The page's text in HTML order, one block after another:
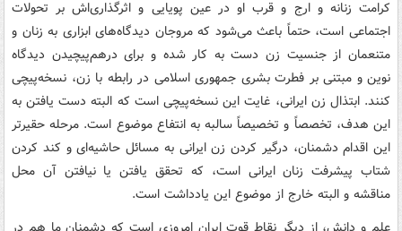
کرامت زنانه و ارج و قرب او در عین پویایی و اثرگذاری‌اش بر تحولات
اجتماعی است، حتماً باعث می‌شود که مروجان دیدگاه‌های ابزاری به زنان و
متنعمان از جنسیت زن دست به کار شده و برای درهم‌پیچیدن دیدگاه
نوین و مبتنی بر فطرت بشری جمهوری اسلامی در رابطه با زن، نسخه‌پیچی
کنند. ابتذال زن ایرانی، غایت این نسخه‌پیچی است که البته دست یافتن به
این هدف، تخصصاً و تخصیصاً سالبه به انتفاع موضوع است. مرحله حقیرتر
این اقدام دشمنان، درگیر کردن زن ایرانی به مسائل حاشیه‌ای و کند کردن
شتاب پیشرفت زنان ایرانی است، که تحقق یافتن یا نیافتن آن محل
مناقشه و البته خارج از موضوع این یادداشت است.
علم و دانش، از دیگر نقاط قوت ایران امروزی است که دشمنان ما هم در